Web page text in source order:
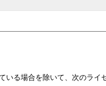
る場合を除いて、次のライ